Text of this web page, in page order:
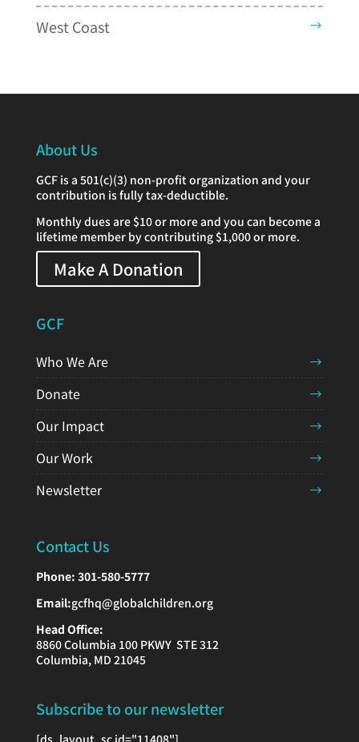
West Coast
About Us
GCF is a 501(c)(3) non-profit organization and your
contribution is fully tax-deductible.
Monthly dues are $10 or more and you can become a
lifetime member by contributing $1,000 or more.
Make A Donation
GCF
Who We Are
Donate
Our Impact
Our Work
Newsletter
Contact Us
Phone: 301-580-5777
Email:gcfhq@globalchildren.org
Head Office:
8860 Columbia 100 PKWY STE 312
Columbia, MD 21045
Subscribe to our newsletter
[ds_layout_sc id="11408"]